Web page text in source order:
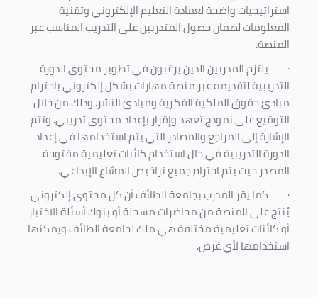
استراتيجيات واضحة لعمادة التعليم الإلكتروني وتقنية
المعلومات لضمان حصول المتدربين على التدريب المناسب عبر
المنصة.
· يلتزم المدربين الذين يرغبون في تطوير محتوى الدورة
التدريبية لتقديمه عبر منصة مهارات بشكل إلكتروني باحترام
مبادئ حقوق الملكية الفكرية ومبادئ النشر. وذلك من خلال
التوقيع على نموذج تعهد وإقرار بإعداد محتوى تدريبي. وتتم
الإشارة إلى المراجع والمصادر التي يتم استخدامها في إعداد
الدورة التدريبية في حال استخدام كائنات تعليمية مفتوحة
المصدر حيث يتم احترام جميع تراخيص المشاع الإبداعي.
· كما يقر المدرب بجامعة الطائف أن كل محتوى إلكتروني
يُنتج على المنصة من محاضرات مسجلة أو بنوك أسئلة الاختبار
أو كائنات تعليمية مختلفة هي ملك لجامعة الطائف ويمكنها
استخدامها لأي غرض.